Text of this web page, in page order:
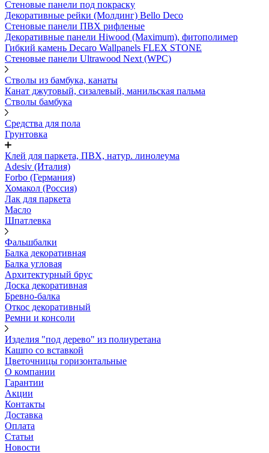
Стеновые панели под покраску
Декоративные рейки (Молдинг) Bello Deco
Стеновые панели ПВХ рифленыe
Декоративные панели Hiwood (Maximum), фитополимер
Гибкий камень Decaro Wallpanels FLEX STONE
Стеновые панели Ultrawood Next (WPC)
Стволы из бамбука, канаты
Канат джутовый, сизалевый, манильская пальма
Стволы бамбука
Средства для пола
Грунтовка
Клей для паркета, ПВХ, натур. линолеума
Adesiv (Италия)
Forbo (Германия)
Хомакол (Россия)
Лак для паркета
Масло
Шпатлевка
Фальшбалки
Балка декоративная
Балка угловая
Архитектурный брус
Доска декоративная
Бревно-балка
Откос декоративный
Ремни и консоли
Изделия "под дерево" из полиуретана
Кашпо со вставкой
Цветочницы горизонтальные
О компании
Гарантии
Акции
Контакты
Доставка
Оплата
Статьи
Новости